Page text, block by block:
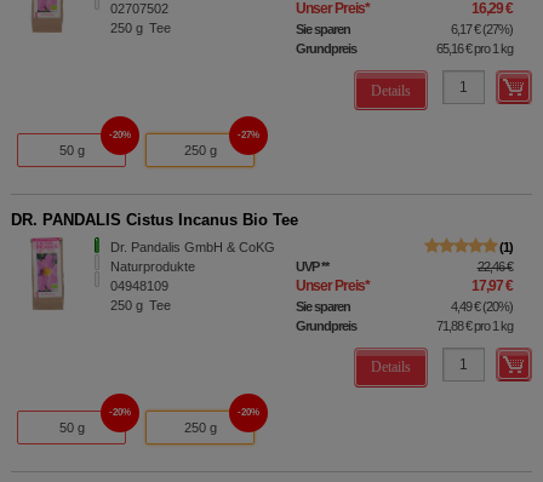
02707502
250 g Tee
Unser Preis* 16,29 €
Sie sparen 6,17 €(27%)
Grundpreis
65,16 €pro 1 kg
Details
50 g
20%
250 g
27%
DR. PANDALIS Cistus Incanus Bio Tee
Dr. Pandalis GmbH & CoKG
Naturprodukte
04948109
250 g Tee
1
UVP** 22,46 €
Unser Preis* 17,97 €
Sie sparen 4,49 €(20%)
Grundpreis
71,88 €pro 1 kg
Details
50 g
20%
250 g
20%